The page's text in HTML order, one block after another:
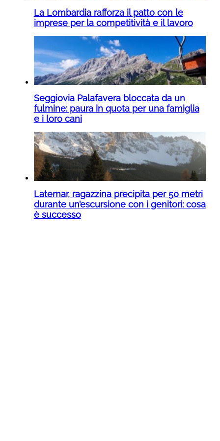
La Lombardia rafforza il patto con le
imprese per la competitività e il lavoro
Seggiovia Palafavera bloccata da un
fulmine: paura in quota per una famiglia
e i loro cani
Latemar, ragazzina precipita per 50 metri
durante un’escursione con i genitori: cosa
è successo